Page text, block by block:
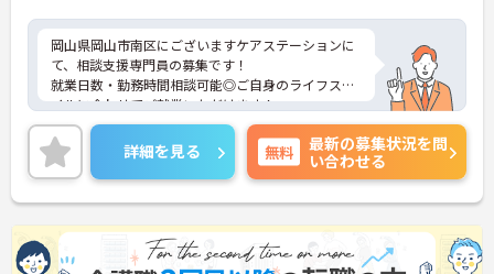
岡山県岡山市南区にございますケアステーションに
て、相談支援専門員の募集です！
就業日数・勤務時間相談可能◎ご自身のライフスタ
イルに合わせてご就業いただけます！
また福利厚生が充実しており、長期的に働ける環境
が整っています◎
ご興味ある方には、面接対策ポイントなど、さらに
詳細をお話しいたしますのでお気軽にご相談くださ
い！
詳細を見る 無料
最新の募集状況を問
い合わせる